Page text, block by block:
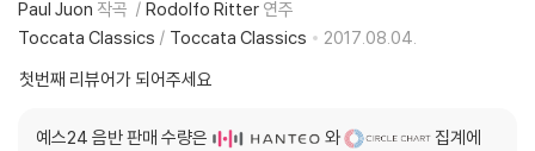
Paul Juon 작곡 Rodolfo Ritter 연주
Toccata Classics / Toccata Classics
2017.08.04.
첫번째 리뷰어가 되어주세요
예스24 음반 판매 수량은 와
집계에